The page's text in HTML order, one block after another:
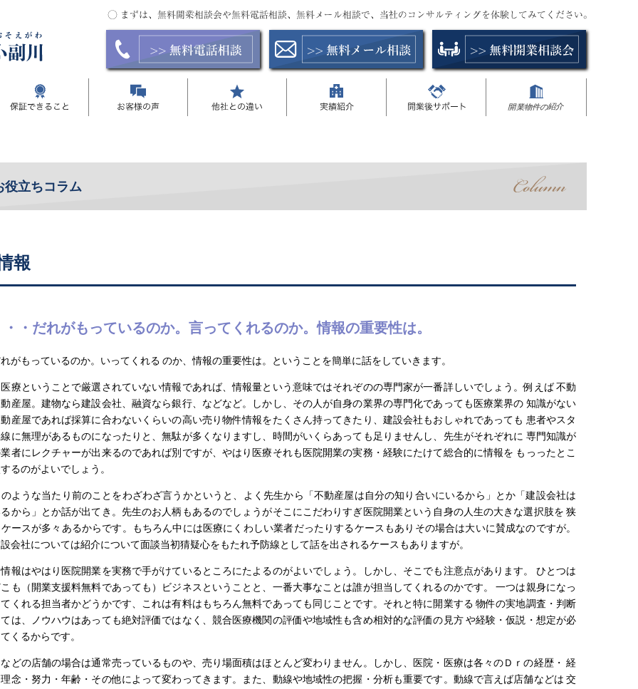
役立ちコラム
報
・だれがもっているのか。言ってくれるのか。情報の重要性は。
がもっているのか。いってくれる のか、情報の重要性は。ということを簡単に話をしていきます。
療ということで厳選されていない情報であれば、情報量という意味ではそれぞのの専門家が一番詳しいでしょう。例えば 不動
産屋。建物なら建設会社、融資なら銀行、などなど。しかし、その人が自身の業界の専門化であっても医療業界の 知識がない
産屋であれば採算に合わないくらいの高い売り物件情報をたくさん持ってきたり、建設会社もおしゃれであっても 患者やスタ
に無理があるものになったりと、無駄が多くなりますし、時間がいくらあっても足りませんし、先生がそれぞれに 専門知識が
者にレクチャーが出来るのであれば別ですが、やはり医療それも医院開業の実務・経験にたけて総合的に情報を もっったとこ
るのがよいでしょう。
ような当たり前のことをわざわざ言うかというと、よく先生から「不動産屋は自分の知り合いにいるから」とか「建設会社は
から」とか話が出てき。先生のお人柄もあるのでしょうがそこにこだわりすぎ医院開業という自身の人生の大きな選択肢を 狭
ースが多々あるからです。もちろん中には医療にくわしい業者だったりするケースもありその場合は大いに賛成なのですが。
会社については紹介について面談当初猜疑心をもたれ予防線として話を出されるケースもありますが。
報はやはり医院開業を実務で手がけているところにたよるのがよいでしょう。しかし、そこでも注意点があります。 ひとつは
も（開業支援料無料であっても）ビジネスということと、一番大事なことは誰が担当してくれるのかです。 一つは親身になっ
くれる担当者かどうかです、これは有料はもちろん無料であっても同じことです。それと特に開業する 物件の実地調査・判断
は、ノウハウはあっても絶対評価ではなく、競合医療機関の評価や地域性も含め相対的な評価の見方 や経験・仮説・想定が必
くるからです。
どの店舗の場合は通常売っているものや、売り場面積はほとんど変わりません。しかし、医院・医療は各々のＤｒの経歴・ 経
念・努力・年齢・その他によって変わってきます。また、動線や地域性の把握・分析も重要です。動線で言えば店舗などは 交